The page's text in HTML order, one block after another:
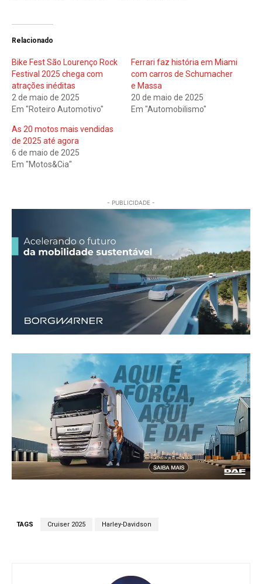
Relacionado
Bike Fest São Lourenço Rock
Festival 2025 chega com
atrações inéditas
2 de maio de 2025
Em "Roteiro Automotivo"
Ferrari faz história em Miami
com carros de Schumacher
e Massa
20 de maio de 2025
Em "Automobilismo"
As 20 motos mais vendidas
de 2025 até agora
6 de maio de 2025
Em "Motos&Cia"
- PUBLICIDADE -
TAGS Cruiser 2025 Harley-Davidson